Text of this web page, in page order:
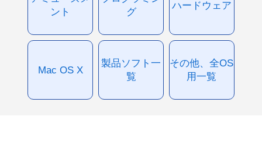
ント
グ
ハードウェア
Mac OS X
製品ソフト一
覧
その他、全OS
用一覧